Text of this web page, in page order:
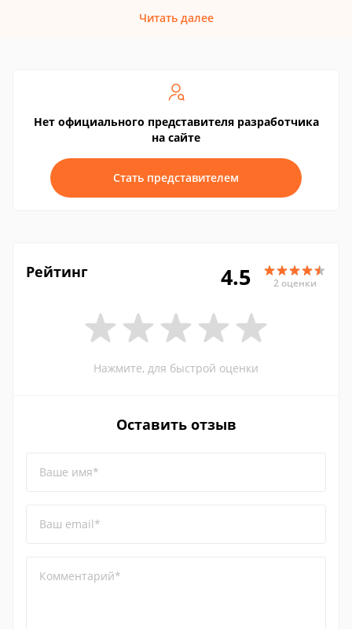
Читать далее
Нет официального представителя разработчика
на сайте
Стать представителем
Рейтинг 4.5 2 оценки
Нажмите, для быстрой оценки
Оставить отзыв
Ваше имя*
Ваш email*
Комментарий*